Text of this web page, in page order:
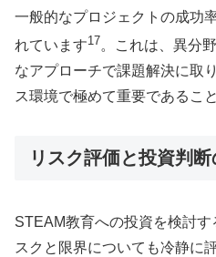
一般的なプロジェクトの成功
れています17。これは、異分
なアプローチで課題解決に取
ス環境で極めて重要であるこ
リスク評価と投資判
STEAM教育への投資を検討
スクと限界についても冷静に